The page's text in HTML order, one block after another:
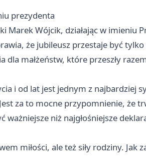
prezydenta
Marek Wójcik, działając w imieniu
że jubileusz przestaje być
małżeństw, które przeszły
i od lat jest jednym z najbardziej
za to mocne przypomnienie, że
niż najgłośniejsze
miłości, ale też siły rodziny. Jak